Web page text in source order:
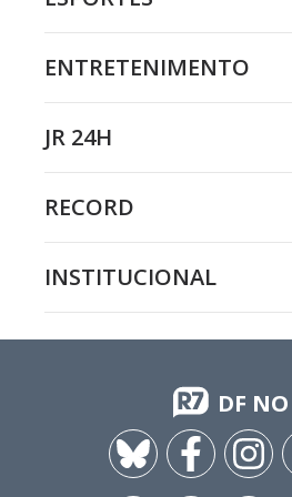
ENTRETENIMENTO
JR 24H
RECORD
INSTITUCIONAL
DF